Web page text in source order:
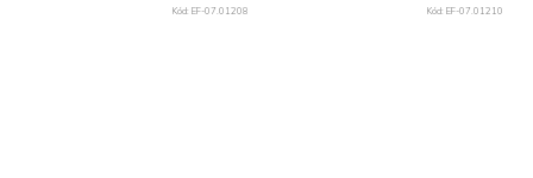
Kód: EF-07.01208 Kód: EF-07.01210